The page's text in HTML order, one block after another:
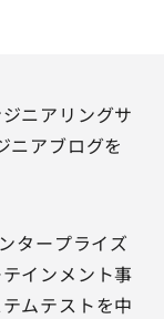
ニアリングサ
ニアブログを
タープライズ
インメント事
ムテストを中